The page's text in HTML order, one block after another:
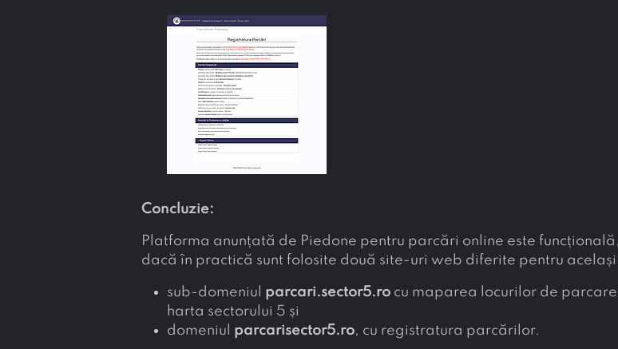
Concluzie:
Platforma anunțată de Piedone pentru parcări online este
dacă în practică sunt folosite două site-uri web diferite pentru același
sub-domeniul parcari.sector5.ro cu maparea locurilor de
harta sectorului 5 și
domeniul parcarisector5.ro, cu registratura parcărilor.